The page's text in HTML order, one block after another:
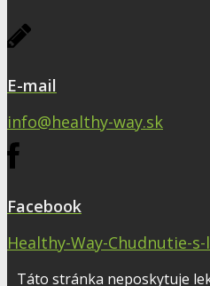
E-mail
info@healthy-way.sk
Facebook
Healthy-Way-Chudnutie-s-
Táto stránka neposkytuje